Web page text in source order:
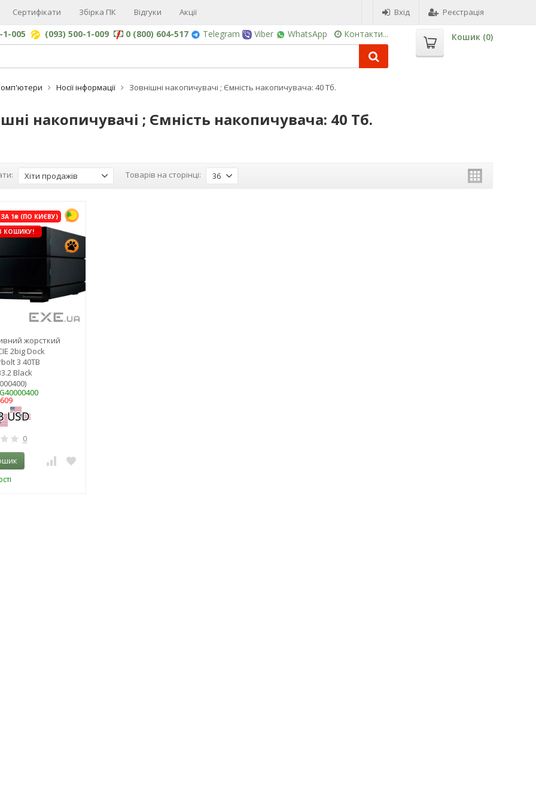
Сертифікати Збірка ПК Відгуки Акції Вхід Реєстрація
1-005 (093) 500-1-009 0 (800) 604-517 Telegram Viber WhatsApp Контакти... Кошик (0)
Носії інформації Зовнішні накопичувачі ; Ємність накопичувача: 40 Тб.
накопичувачі ; Ємність накопичувача: 40 Тб.
Хіти продажів Товарів на сторінці: 36
1₴ (ПО КИЄВУ)
КОШИКУ!
жорсткий
2big Dock
3 40TB
Black
0